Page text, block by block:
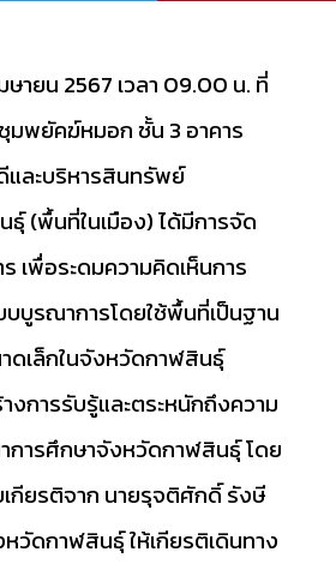
ษายน 2567 เวลา 09.00 น. ที่
มพยัคฆ์หมอก ชั้น 3 อาคาร
และบริหารสินทรัพย์
(พื้นที่ในเมือง) ได้มีการจัด
เพื่อระดมความคิดเห็นการ
บูรณาการโดยใช้พื้นที่เป็นฐาน
ดเล็กในจังหวัดกาฬสินธุ์
งการรับรู้และตระหนักถึงความ
ารศึกษาจังหวัดกาฬสินธุ์ โดย
กียรติจาก นายรุจติศักดิ์ รังษี
วัดกาฬสินธุ์ ให้เกียรติเดินทาง